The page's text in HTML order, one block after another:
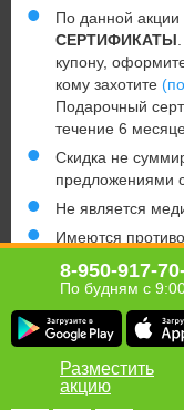
По данной акции
СЕРТИФИКАТЫ
купону,
кому захотите
Подарочный
течение 6
Скидка не
предложениями
Не является
Имеются
ООО «ИНДКОМ
Тульская, г. Тула, ул.
8-950-917-
По будням с
Разместить
акцию